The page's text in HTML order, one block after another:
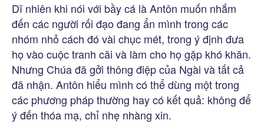
Dĩ nhiên khi nói với bầy cá là Antôn muốn nhắm
đến các người rối đạo đang ẩn mình trong các
nhóm nhỏ cách đó vài chục mét, trong ý định đưa
họ vào cuộc tranh cãi và làm cho họ gặp khó khăn.
Nhưng Chúa đã gởi thông điệp của Ngài và tất cả
đã nhận. Antôn hiểu mình có thể dùng một trong
các phương pháp thường hay có kết quả: không để
ý đến thóa mạ, chỉ nhẹ nhàng xin.